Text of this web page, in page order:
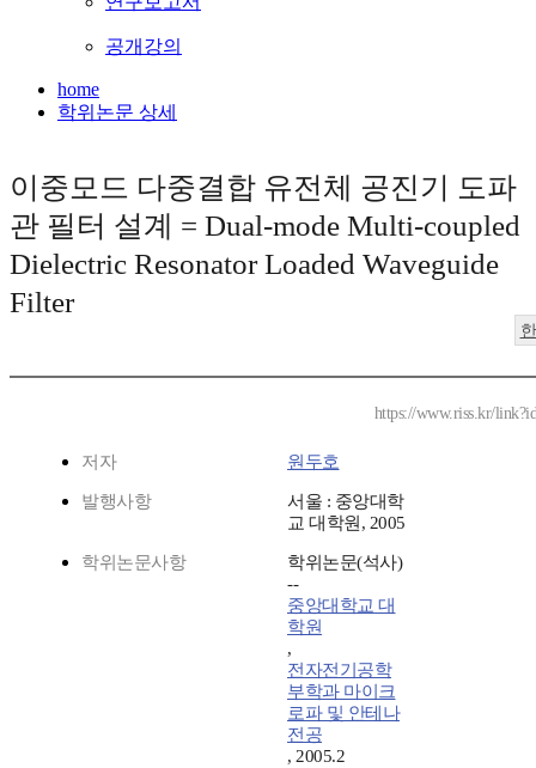
공개강의
home
학위논문 상세
이중모드 다중결합 유전체 공진기 도파
관 필터 설계 = Dual-mode Multi-coupled
Dielectric Resonator Loaded Waveguide
Filter
https://www.riss.kr/
저자 원두호
발행사항
서울 : 중앙대학
교 대학원, 2005
학위논문사항
학위논문(석사)
--
중앙대학교 대
학원
,
전자전기공학
부학과 마이크
로파 및 안테나
전공
, 2005.2